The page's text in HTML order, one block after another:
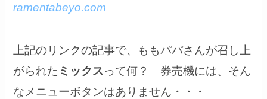
ramentabeyo.com
上記のリンクの記事で、ももパパさんが召し上
がられた ミックスって何？ 券売機には、そん
なメニューボタンはありません・・・